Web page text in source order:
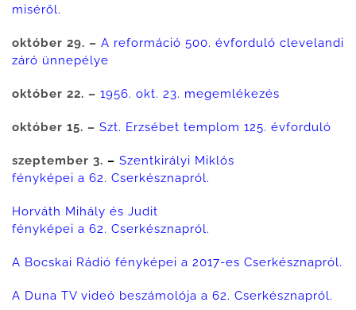
miséről.
október 29. – A reformáció 500. évforduló clevelandi
záró ünnepélye
október 22. – 1956. okt. 23. megemlékezés
október 15. – Szt. Erzsébet templom 125. évforduló
szeptember 3. – Szentkirályi Miklós
fényképei a 62. Cserkésznapról.
Horváth Mihály és Judit
fényképei a 62. Cserkésznapról.
A Bocskai Rádió fényképei a 2017-es Cserkésznapról.
A Duna TV videó beszámolója a 62. Cserkésznapról.